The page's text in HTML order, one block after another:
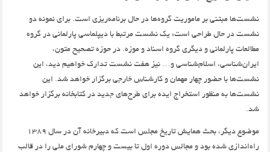
نشست‌ها مبتنی بر ماموریت گروه‌ها در حال برنامه‌ریزی است. برای نمونه دو
نشست در حال طراحی است: یک نشست مرتبط با دیپلماسی پارلمانی‌ در گروه
مطالعات پارلمانی و دیگری گروه اسناد و موزه. در حوزه تصحیح متون،‌
ایران‌شناسی، اسلام‌شناسی و… نیز هفت نشست تدارک خواهیم دید،‌ این
نشست‌‌ها با حضور چهار مهمان و کارشناس خارجی برگزار خواهد شد. این
نشست‌ها به منظور استخراج ایده برای طرح‌های جدید در کتابخانه برگزار خواهد
شد.
موضوع دیگر،‌ بحث همایش تاریخ مجلس است که دبیرخانه آن در سال 1389
راه‌اندازی شده بود و مجالس دوره اول تا بیست و چهارم شورای ملی را در قالب